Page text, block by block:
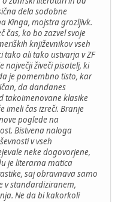
dela sodobne
Kinga, mojstra grozljivk.
čas, ko bo zazvel svoje
književnikov vseh
tako ali tako ustvarja v ZF
največji živeči pisatelj, ki
je pomembno tisto, kar
da dandanes
takoimenovane klasike
imeli čas izreči. Branje
poglede na
Bistvena naloga
v vseh
neke dogovorjene,
je literarna matica
saj obravnava samo
v standardiziranem,
Ne da bi kakorkoli